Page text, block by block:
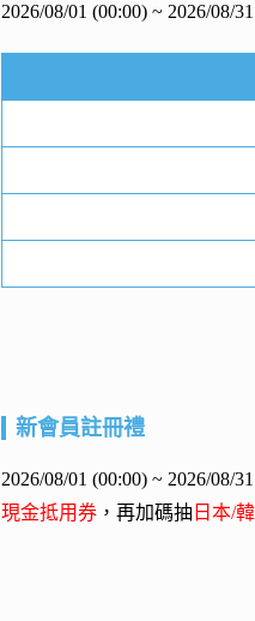
2026/08/01 (00:00) ~ 2026/
新會員註冊禮
2026/08/01 (00:00) ~ 2026/
現金抵用券 ，再加碼抽 日本/